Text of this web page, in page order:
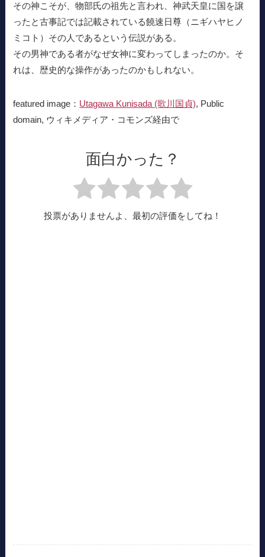
その神こそが、物部氏の祖先と言われ、神武天皇に国を譲
ったと古事記では記載されている饒速日尊（ニギハヤヒノ
ミコト）その人であるという伝説がある。
その男神である者がなぜ女神に変わってしまったのか。そ
れは、歴史的な操作があったのかもしれない。
featured image： Utagawa Kunisada (歌川国貞), Public
domain, ウィキメディア・コモンズ経由で
面白かった？
投票がありませんよ、最初の評価をしてね！